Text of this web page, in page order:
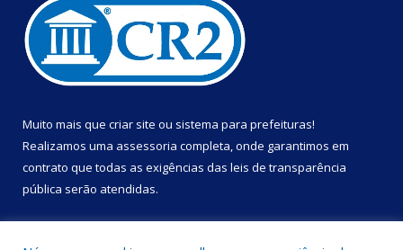
Muito mais que criar site ou sistema para prefeituras!
Realizamos uma assessoria completa, onde garantimos em
contrato que todas as exigências das leis de transparência
pública serão atendidas.